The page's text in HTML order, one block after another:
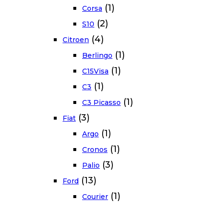
Corsa (1)
S10 (2)
Citroen (4)
Berlingo (1)
C15Visa (1)
C3 (1)
C3 Picasso (1)
Fiat (3)
Argo (1)
Cronos (1)
Palio (3)
Ford (13)
Courier (1)